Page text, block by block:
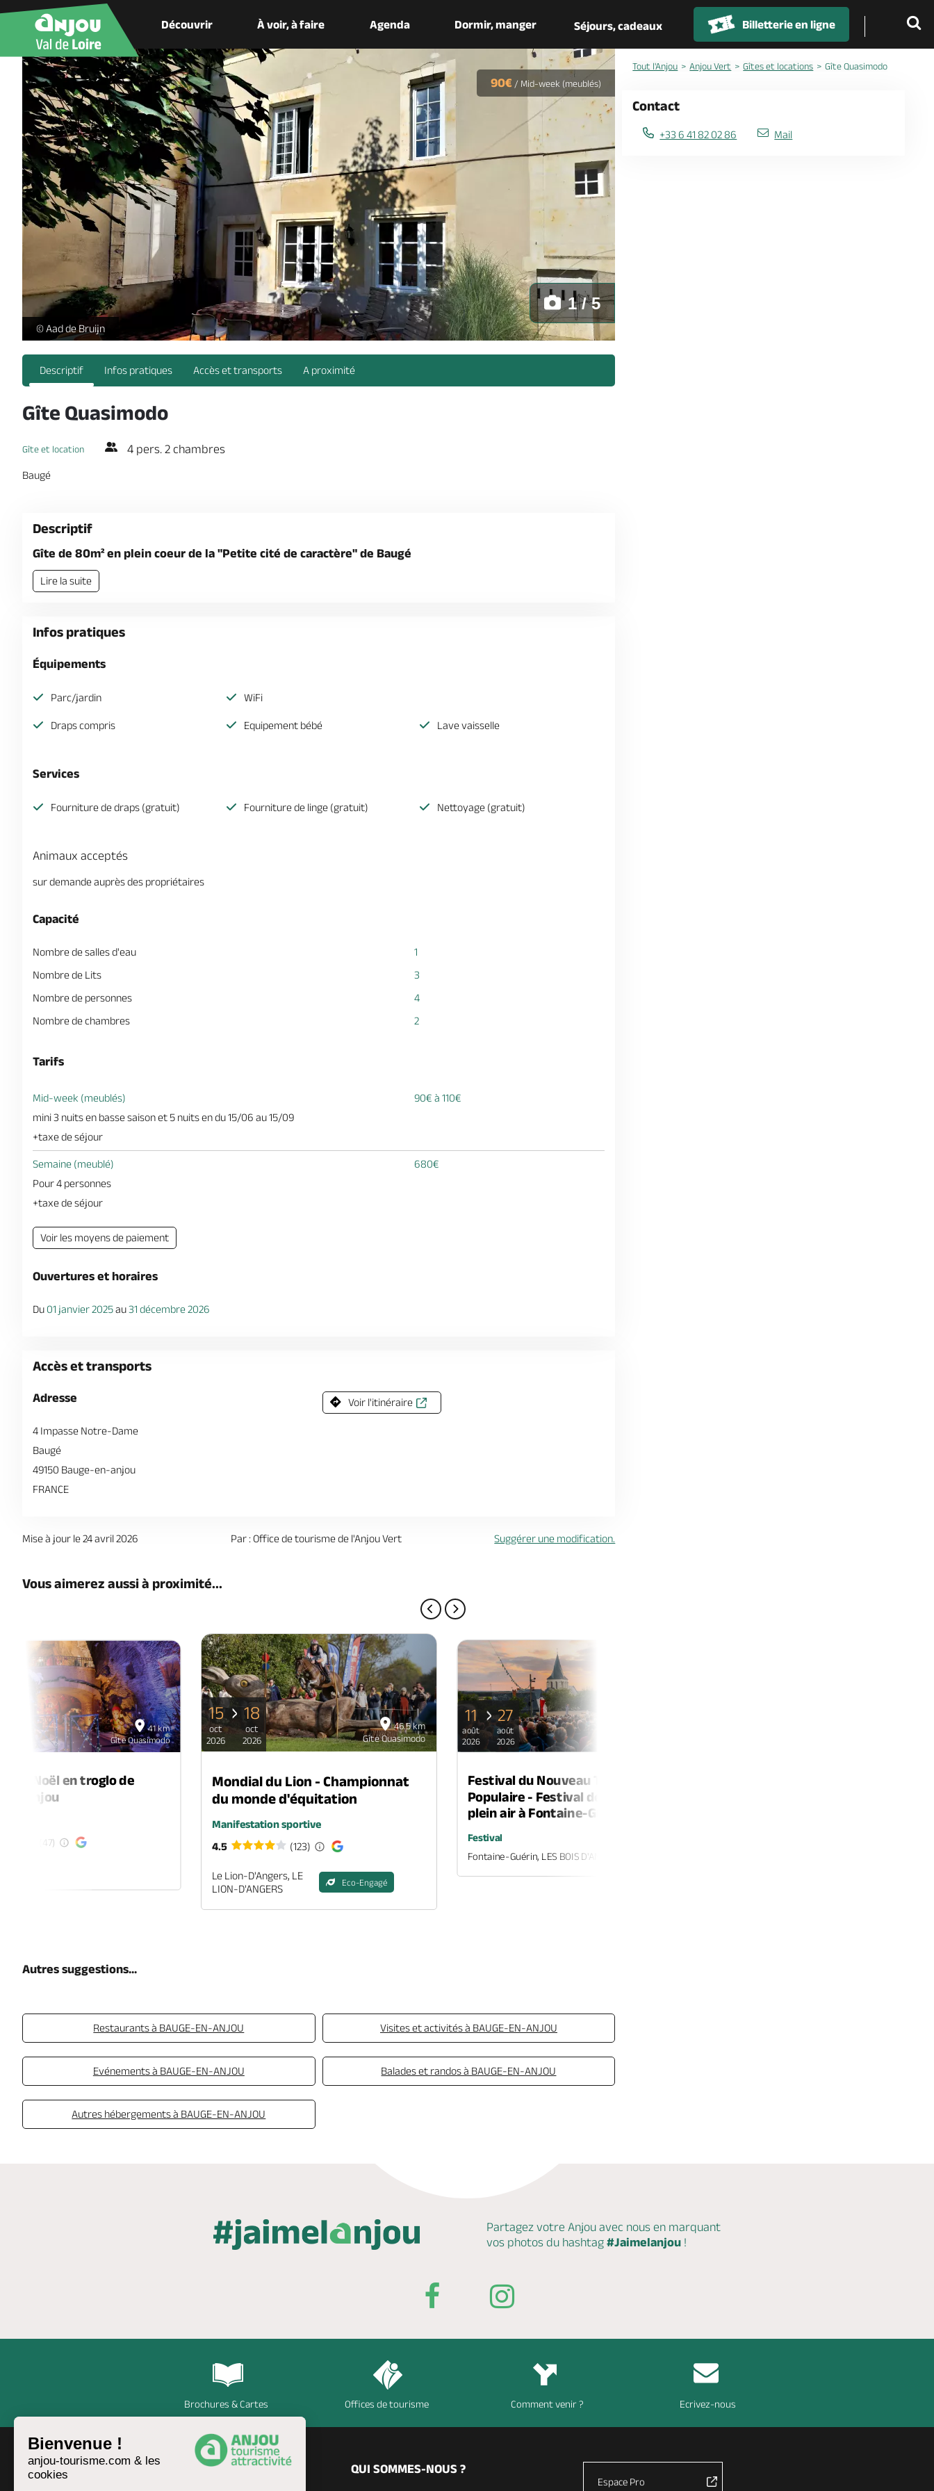
Bienvenue !
anjou-tourisme.com & les
cookies
Découvrir À voir, à faire Agenda Dormir, manger Séjours, cadeaux Billetterie en ligne
Quasimodo 18a -
© Aad de Bruijn
1 / 5
90€ / Mid-week (meublés)
Descriptif Infos pratiques Accès et transports A proximité
Gîte Quasimodo
Gîte et location 4 pers. 2 chambres
Baugé
Descriptif
Gîte de 80m² en plein coeur de la "Petite cité de caractère" de Baugé
Lire la suite
Infos pratiques
Équipements
Parc/jardin WiFi
Draps compris Equipement bébé Lave vaisselle
Services
Fourniture de draps (gratuit) Fourniture de linge (gratuit) Nettoyage (gratuit)
Animaux acceptés
sur demande auprès des propriétaires
Capacité
Nombre de salles d'eau
1
Nombre de Lits
3
Nombre de personnes
4
Nombre de chambres
2
Tarifs
Mid-week (meublés)
90€ à 110€
mini 3 nuits en basse saison et 5 nuits en du 15/06 au 15/09
+taxe de séjour
Semaine (meublé)
680€
Pour 4 personnes
+taxe de séjour
Voir les moyens de paiement
Ouvertures et horaires
Du 01 janvier 2025au31 décembre 2026
Accès et transports
Adresse
4 Impasse Notre-Dame
Baugé
49150 Bauge-en-anjou
FRANCE
Voir l'itinéraire
Mise à jour le 24 avril 2026 Par : Office de tourisme de l'Anjou Vert Suggérer une modification.
Vous aimerez aussi à proximité...
41 km
Gîte Quasimodo
de Noël en troglo de
en-Anjou
(47)
46.5 km
Gîte Quasimodo
15
oct
2026
18
oct
2026
Mondial du Lion - Championnat
du monde d'équitation
Manifestation sportive
4.5
(123)
Le Lion-D'Angers, LE
LION-D'ANGERS
Eco-Engagé
11
août
2026
27
août
2026
Festival du Nouveau Théâtre
Populaire - Festival de théâtre en
plein air à Fontaine-Guérin
Festival
Fontaine-Guérin, LES BOIS D'ANJOU
Autres suggestions...
Restaurants à BAUGE-EN-ANJOU Visites et activités à BAUGE-EN-ANJOU
Evénements à BAUGE-EN-ANJOU Balades et randos à BAUGE-EN-ANJOU
Autres hébergements à BAUGE-EN-ANJOU
Tout l'Anjou Anjou Vert Gîtes et locations Gîte Quasimodo
Contact
+33 6 41 82 02 86 Mail
Partagez votre Anjou avec nous en marquant
vos photos du hashtag #Jaimelanjou !
Brochures & Cartes Offices de tourisme Comment venir ? Ecrivez-nous
QUI SOMMES-NOUS ?
Espace Pro